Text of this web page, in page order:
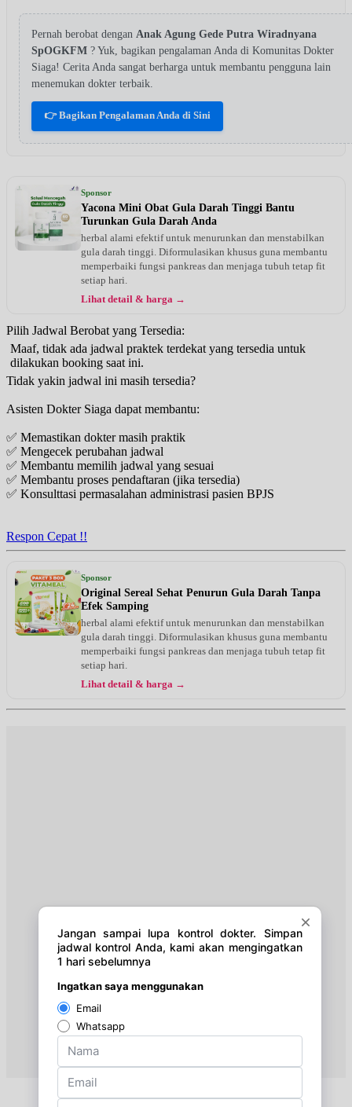
Pernah berobat dengan Anak Agung Gede Putra Wiradnyana
SpOGKFM ? Yuk, bagikan pengalaman Anda di Komunitas Dokter
Siaga! Cerita Anda sangat berharga untuk membantu pengguna lain
menemukan dokter terbaik.
👉 Bagikan Pengalaman Anda di Sini
Sponsor
Yacona Mini Obat Gula Darah Tinggi Bantu
Turunkan Gula Darah Anda
herbal alami efektif untuk menurunkan dan menstabilkan
gula darah tinggi. Diformulasikan khusus guna membantu
memperbaiki fungsi pankreas dan menjaga tubuh tetap fit
setiap hari.
Lihat detail & harga →
Pilih Jadwal Berobat yang Tersedia:
Maaf, tidak ada jadwal praktek terdekat yang tersedia untuk
dilakukan booking saat ini.
Tidak yakin jadwal ini masih tersedia?
Asisten Dokter Siaga dapat membantu:
✅ Memastikan dokter masih praktik
✅ Mengecek perubahan jadwal
✅ Membantu memilih jadwal yang sesuai
✅ Membantu proses pendaftaran (jika tersedia)
✅ Konsulttasi permasalahan administrasi pasien BPJS
Respon Cepat !!
Sponsor
Original Sereal Sehat Penurun Gula Darah Tanpa
Efek Samping
herbal alami efektif untuk menurunkan dan menstabilkan
gula darah tinggi. Diformulasikan khusus guna membantu
memperbaiki fungsi pankreas dan menjaga tubuh tetap fit
setiap hari.
Lihat detail & harga →